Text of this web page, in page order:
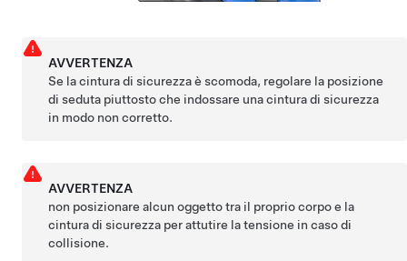
AVVERTENZA
Se la cintura di sicurezza è scomoda, regolare la posizione
di seduta piuttosto che indossare una cintura di sicurezza
in modo non corretto.
AVVERTENZA
non posizionare alcun oggetto tra il proprio corpo e la
cintura di sicurezza per attutire la tensione in caso di
collisione.